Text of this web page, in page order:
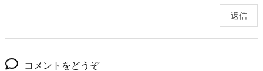
返信
コメントをどうぞ